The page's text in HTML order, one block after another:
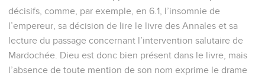
grand nombre de jeunes filles furent rassemblées à Suse, la
capitale, sous la surveillance d'Hégaï, Esther fut aussi prise et
conduite dans la maison du roi, sous la surveillance d'Hégaï,
gardien des femmes.
9 La jeune fille lui plut, et trouva grâce devant lui ; il